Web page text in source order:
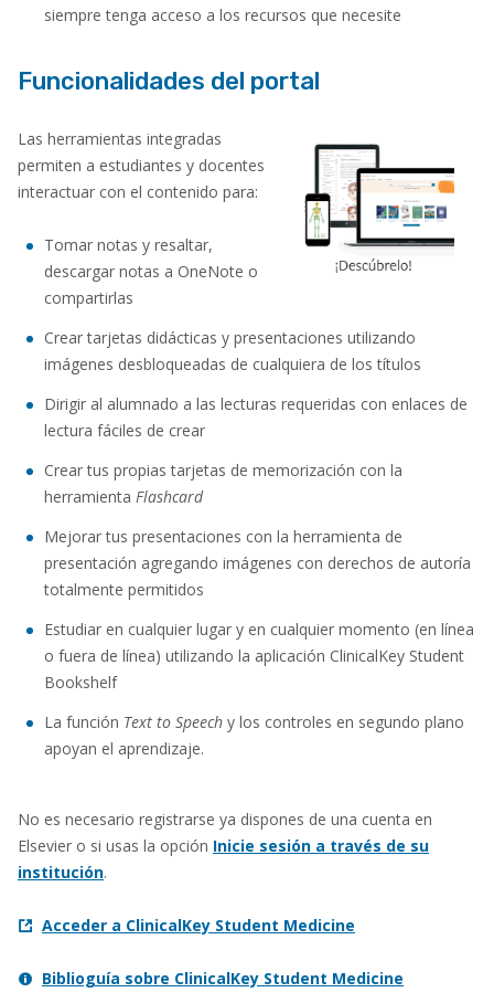
siempre tenga acceso a los recursos que necesite
Funcionalidades del portal
Las herramientas integradas
permiten a estudiantes y docentes
interactuar con el contenido para:
Tomar notas y resaltar,
descargar notas a OneNote o
compartirlas
Crear tarjetas didácticas y presentaciones utilizando
imágenes desbloqueadas de cualquiera de los títulos
Dirigir al alumnado a las lecturas requeridas con enlaces de
lectura fáciles de crear
Crear tus propias tarjetas de memorización con la
herramienta Flashcard
Mejorar tus presentaciones con la herramienta de
presentación agregando imágenes con derechos de autoría
totalmente permitidos
Estudiar en cualquier lugar y en cualquier momento (en línea
o fuera de línea) utilizando la aplicación ClinicalKey Student
Bookshelf
La función Text to Speech y los controles en segundo plano
apoyan el aprendizaje.
No es necesario registrarse ya dispones de una cuenta en
Elsevier o si usas la opción Inicie sesión a través de su
institución.
Acceder a ClinicalKey Student Medicine
Biblioguía sobre ClinicalKey Student Medicine